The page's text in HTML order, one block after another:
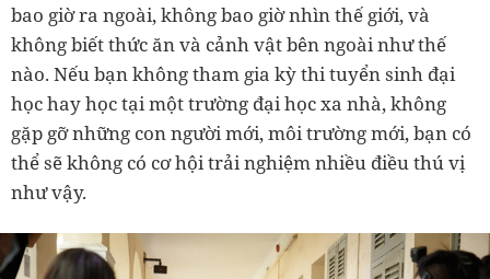
bao giờ ra ngoài, không bao giờ nhìn thế giới, và
không biết thức ăn và cảnh vật bên ngoài như thế
nào. Nếu bạn không tham gia kỳ thi tuyển sinh đại
học hay học tại một trường đại học xa nhà, không
gặp gỡ những con người mới, môi trường mới, bạn có
thể sẽ không có cơ hội trải nghiệm nhiều điều thú vị
như vậy.